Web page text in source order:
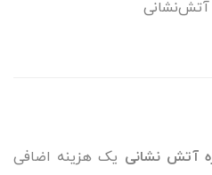
آتش‌نشانی
آتش نشانی یک هزینه اضافی